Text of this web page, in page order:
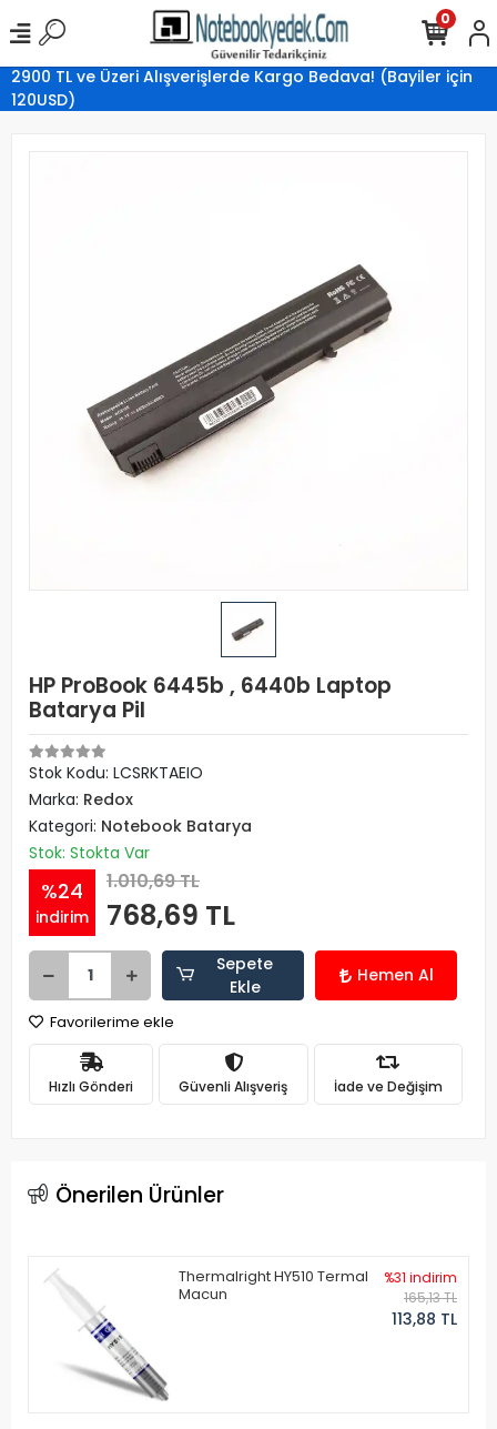
2900 TL ve Üzeri Alışverişlerde Kargo Bedava! (Bayiler için
120USD)
0
HP ProBook 6445b , 6440b Laptop
Batarya Pil
Stok Kodu: LCSRKTAEIO
Marka: Redox
Kategori: Notebook Batarya
Stok: Stokta Var
%24
indirim
1.010,69 TL
768,69 TL
Sepete
Ekle
Hemen Al
Favorilerime ekle
Hızlı Gönderi Güvenli Alışveriş İade ve Değişim
Önerilen Ürünler
Thermalright HY510 Termal
Macun
%31 indirim
165,13 TL
113,88 TL